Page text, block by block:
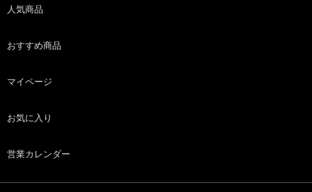
人気商品
おすすめ商品
マイページ
お気に入り
営業カレンダー